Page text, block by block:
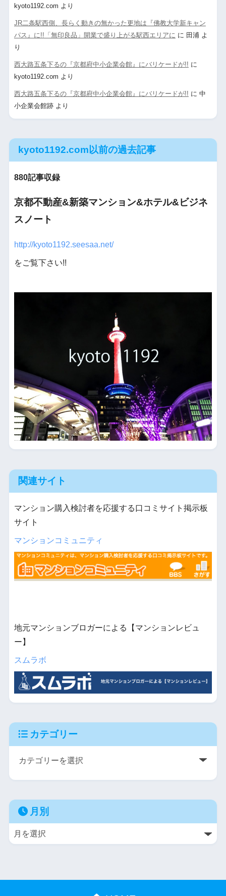
kyoto1192.com より
JR二条駅西側、長らく動きの無かった更地は『佛教大学新キャン
パス』に!!「無印良品」開業で盛り上がる駅西エリアに に 田浦よ
り
西大路五条下るの『京都府中小企業会館』にバリケードが!! に
kyoto1192.com より
西大路五条下るの『京都府中小企業会館』にバリケードが!! に 中
小企業会館跡より
kyoto1192.com以前の過去記事
880記事収録
京都不動産&新築マンション&ホテル&ビジネ
スノート
http://kyoto1192.seesaa.net/
をご覧下さい!!
関連サイト
マンション購入検討者を応援する口コミサイト掲示板
サイト
マンションコミュニティ
地元マンションブロガーによる【マンションレビュ
ー】
スムラボ
カテゴリー
月別